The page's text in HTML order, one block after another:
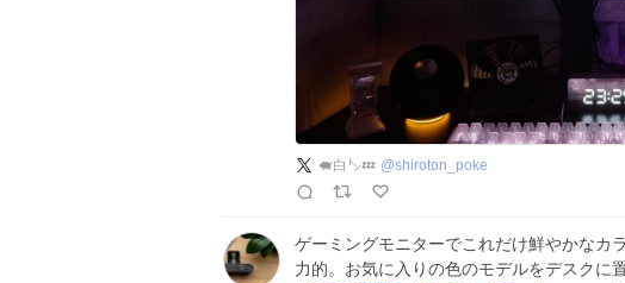
🐖白㌧💤 @shiroton_poke
ゲーミングモニターでこれだけ鮮やかなカ
力的。お気に入りの色のモデルをデスクに